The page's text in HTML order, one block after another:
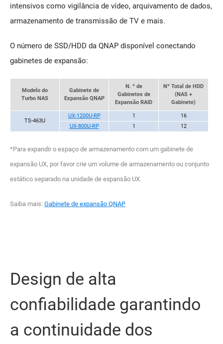
intensivos como vigilância de vídeo, arquivamento de dados,
armazenamento de transmissão de TV e mais.
O número de SSD/HDD da QNAP disponível conectando
gabinetes de expansão:
Modelo do
Turbo NAS
Gabinete de
Expansão QNAP
N. º de
Gabinetes de
Expansão RAID
Nº Total de HDD
(NAS +
Gabinete)
TS-463U
UX-1200U-RP 1
16
UX-800U-RP
1 12
*Para expandir o espaço de armazenamento com um gabinete de
expansão UX, por favor crie um volume de armazenamento ou conjunto
estático separado na unidade de expansão UX.
Saiba mais: Gabinete de expansão QNAP
Design de alta
confiabilidade garantindo
a continuidade dos